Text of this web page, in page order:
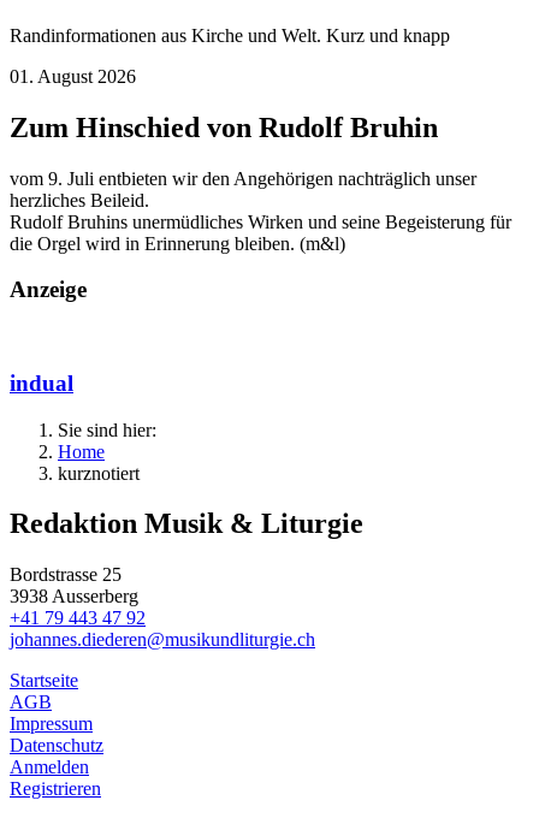
Randinformationen aus Kirche und Welt. Kurz und knapp
01. August 2026
Zum Hinschied von Rudolf Bruhin
vom 9. Juli entbieten wir den Angehörigen nachträglich unser
herzliches Beileid.
Rudolf Bruhins unermüdliches Wirken und seine Begeisterung für
die Orgel wird in Erinnerung bleiben. (m&l)
Anzeige
indual
Sie sind hier:
Home
kurznotiert
Redaktion Musik & Liturgie
Bordstrasse 25
3938 Ausserberg
+41 79 443 47 92
johannes.diederen@musikundliturgie.ch
Startseite
AGB
Impressum
Datenschutz
Anmelden
Registrieren